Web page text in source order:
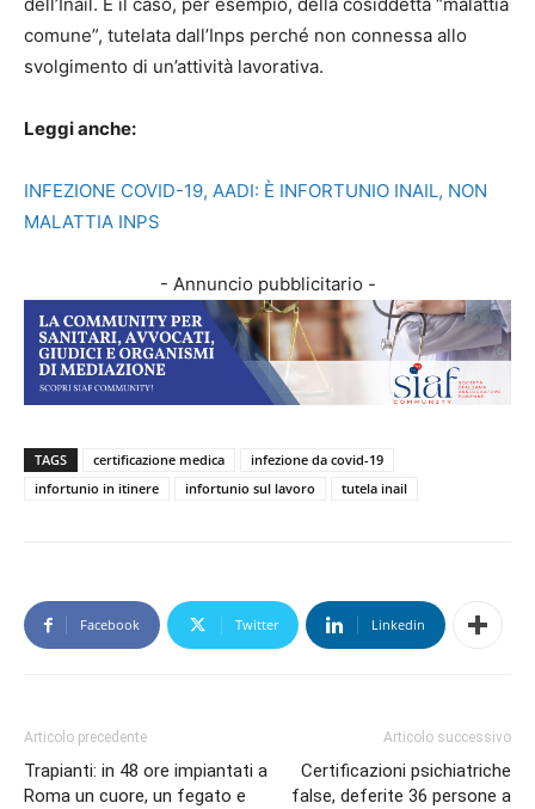
dell’Inail. È il caso, per esempio, della cosiddetta “malattia
comune”, tutelata dall’Inps perché non connessa allo
svolgimento di un’attività lavorativa.
Leggi anche:
INFEZIONE COVID-19, AADI: È INFORTUNIO INAIL, NON
MALATTIA INPS
- Annuncio pubblicitario -
TAGS certificazione medica
infezione da covid-19
infortunio in itinere
infortunio sul lavoro tutela inail
Facebook Twitter Linkedin
Articolo precedente
Trapianti: in 48 ore impiantati a
Roma un cuore, un fegato e
Articolo successivo
Certificazioni psichiatriche
false, deferite 36 persone a